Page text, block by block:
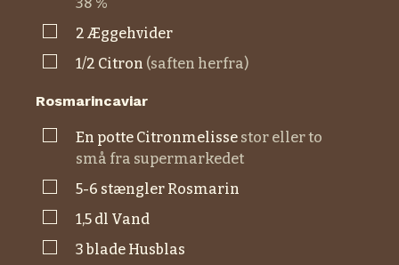
▢2
æggehvider
▢1/2 citron (saften herfra)
Rosmarincaviar
▢En potte citronmelisse stor eller to
små fra supermarkedet
▢5-6 stængler
rosmarin
▢1,5 dl
vand
▢3 blade
husblas